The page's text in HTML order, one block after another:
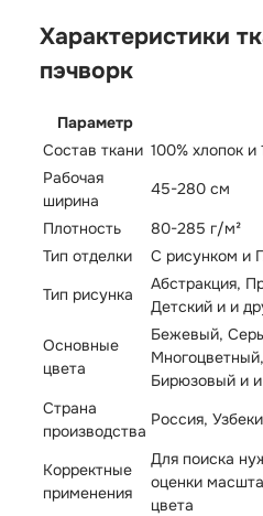
Характеристики
пэчворк
Параметр
Состав ткани 100% хлопок и
Рабочая
ширина
45-280 см
Плотность
80-285 г/м²
Тип отделки
С рисунком и
Тип рисунка
Абстракция,
Детский и и
Основные
цвета
Бежевый,
Бирюзовый и
Страна
производства
Россия,
Корректные
применения
Для поиска
оценки
цвета